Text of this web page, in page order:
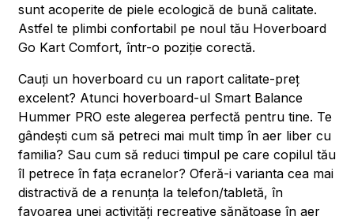
sunt acoperite de piele ecologică de bună calitate.
Astfel te plimbi confortabil pe noul tău Hoverboard
Go Kart Comfort, într-o poziție corectă.
Cauți un hoverboard cu un raport calitate-preț
excelent? Atunci hoverboard-ul Smart Balance
Hummer PRO este alegerea perfectă pentru tine. Te
gândești cum să petreci mai mult timp în aer liber cu
familia? Sau cum să reduci timpul pe care copilul tău
îl petrece în fața ecranelor? Oferă-i varianta cea mai
distractivă de a renunța la telefon/tabletă, în
favoarea unei activități recreative sănătoase în aer